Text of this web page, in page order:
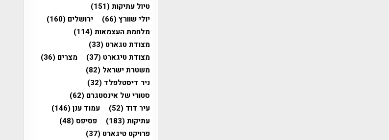
טיול עתיקות(151)
יולי שוורץ(66) ירושלים (160)
מלחמת העצמאות(114)
מצודת טגארט (33)
מצודת טיגארט (37) מצרים (36)
משטרת ישראל (82)
ניר דיסטלפלד (32)
סטורי של אינסטגרם (62)
עיר דוד (52) עמוד ענן(146)
עתיקות(183) פסיפס(48)
פרויקט טיגארט (37)